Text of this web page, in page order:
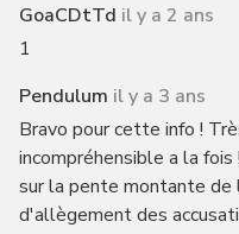
GoaCDtTd il y a 2 ans
1
Pendulum il y a 3 ans
Bravo pour cette info !
incompréhensible a la
sur la pente montante
d'allègement des